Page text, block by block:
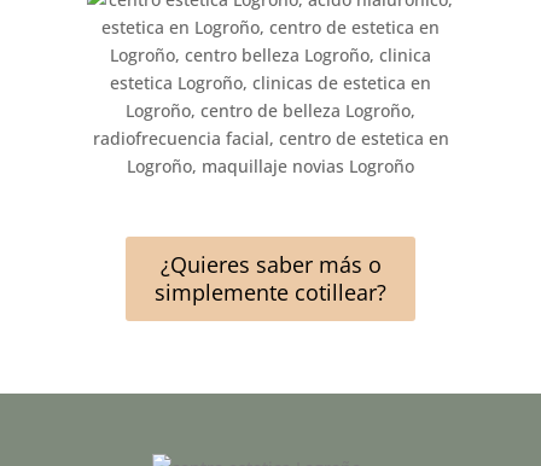
¿Quieres saber más o
simplemente cotillear?